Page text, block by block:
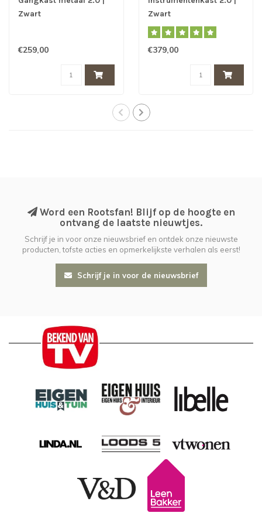
Zwart
€259,00
Zwart
€379,00
Word een Rootsfan! Blijf op de hoogte en
ontvang de laatste nieuwtjes.
Schrijf je in voor onze nieuwsbrief en ontdek onze nieuwste
producten, tofste acties en opmerkelijkste verhalen als eerst!
Schrijf je in voor de nieuwsbrief